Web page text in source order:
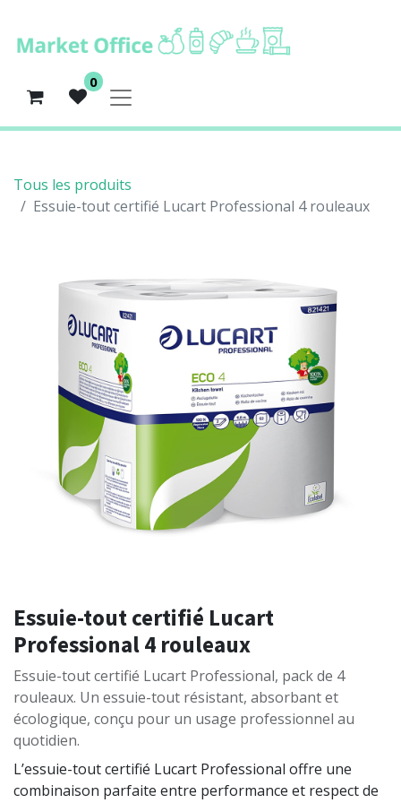
0
Tous les produits
Essuie-tout certifié Lucart Professional 4 rouleaux
Essuie-tout certifié Lucart
Professional 4 rouleaux
Essuie-tout certifié Lucart Professional, pack de 4
rouleaux. Un essuie-tout résistant, absorbant et
écologique, conçu pour un usage professionnel au
quotidien.
L’essuie-tout certifié Lucart Professional offre une
combinaison parfaite entre performance et respect de